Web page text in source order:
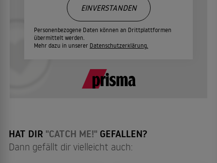
Personenbezogene Daten können an Drittplattformen
übermittelt werden.
Mehr dazu in unserer Datenschutzerklärung.
EINVERSTANDEN
HAT DIR "CATCH ME!" GEFALLEN?
Dann gefällt dir vielleicht auch: